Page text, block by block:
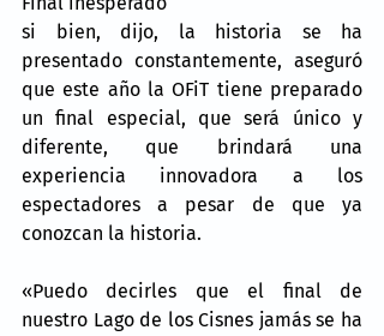
si bien, dijo, la historia se ha
presentado constantemente, aseguró
que este año la OFiT tiene preparado
un final especial, que será único y
diferente, que brindará una
experiencia innovadora a los
espectadores a pesar de que ya
conozcan la historia.
«Puedo decirles que el final de
nuestro Lago de los Cisnes jamás se ha